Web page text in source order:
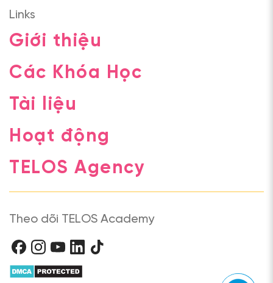
Links
Giới thiệu
Các Khóa Học
Tài liệu
Hoạt động
TELOS Agency
Theo dõi TELOS Academy